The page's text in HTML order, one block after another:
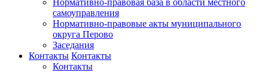
Нормативно-правовая база в области местного
самоуправления
Нормативно-правовые акты муниципального
округа Перово
Заседания
Контакты Контакты
Контакты